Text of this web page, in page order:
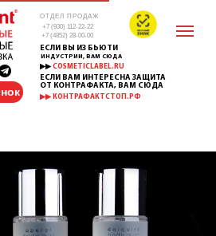
+7 (4852) 28-00-00
+7 (930) 112-22-22
ОТДЕЛ ПРОДАЖ
ИНДУСТРИИ, ВАМ СЮДА
ЕСЛИ ВЫ ИЗ БЬЮТИ
▶▶COSMETICLABEL.RU
ЕСЛИ ВАМ ИНТЕРЕСНА ЗАЩИТА
ОТ КОНТРАФАКТА, ВАМ СЮДА
▶▶ КОНТРАФАКТСТОП.РФ